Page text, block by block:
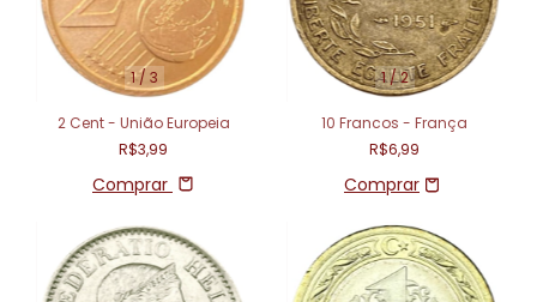
1/ 3
2 Cent - União Europeia
R$3,99
Comprar
1/2
10 Francos - França
R$6,99